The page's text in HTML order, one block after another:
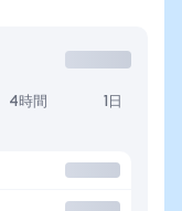
4時間 1日